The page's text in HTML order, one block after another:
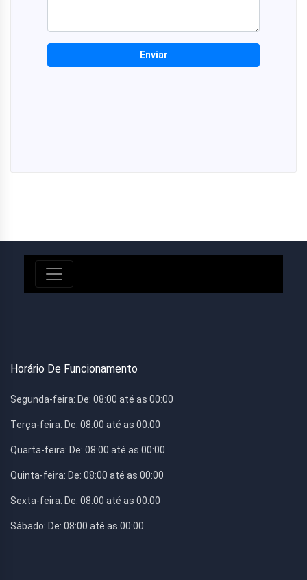
Enviar
Horário De Funcionamento
Segunda-feira: De: 08:00 até as 00:00
Terça-feira: De: 08:00 até as 00:00
Quarta-feira: De: 08:00 até as 00:00
Quinta-feira: De: 08:00 até as 00:00
Sexta-feira: De: 08:00 até as 00:00
Sábado: De: 08:00 até as 00:00